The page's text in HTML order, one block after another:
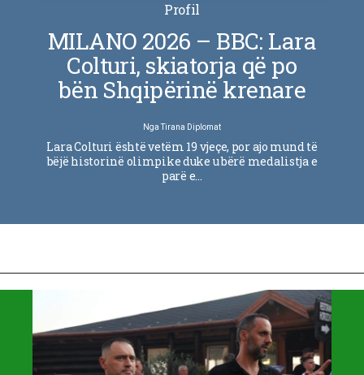
Profil
MILANO 2026 – BBC: Lara
Colturi, skiatorja që po
bën Shqipërinë krenare
NgaTirana Diplomat
Lara Colturi është vetëm 19 vjeçe, por ajo mund të
bëjë historinë olimpike duke u bërë medalistja e
parë e…